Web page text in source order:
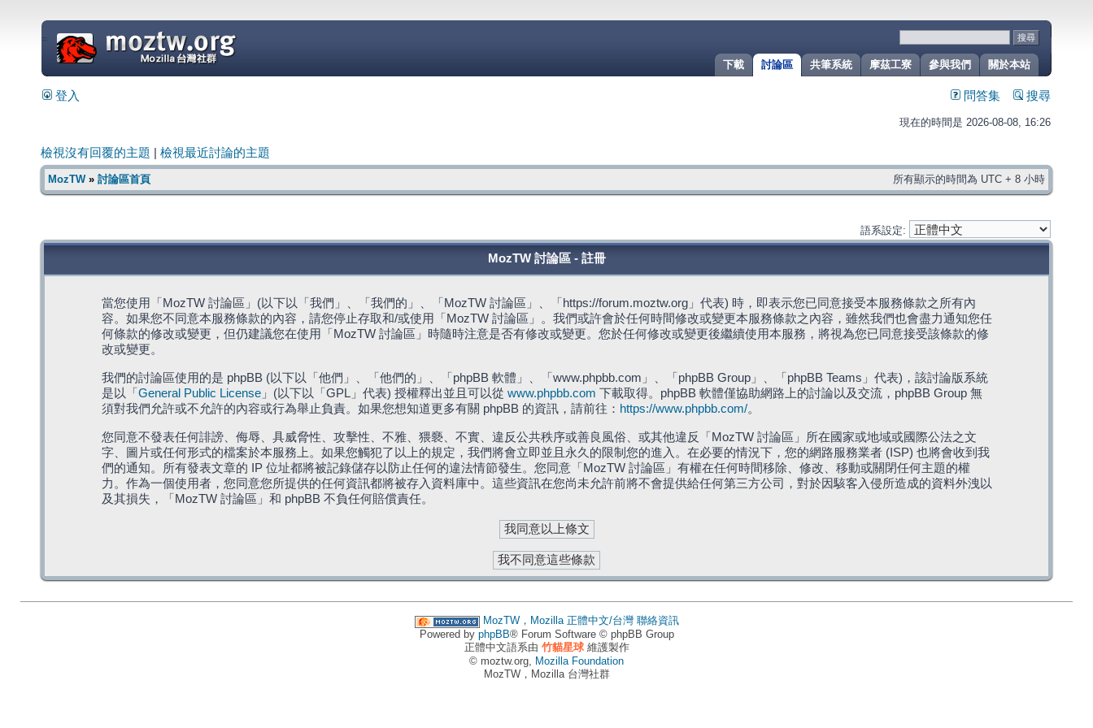
關於本站
參與我們
摩茲工寮
共筆系統
討論區
下載
=
登入 問答集 搜尋
現在的時間是 2026-08-08, 16:26
檢視沒有回覆的主題 檢視最近討論的主題
MozTW» 討論區首頁 所有顯示的時間為 UTC + 8 小時
語系設定:
MozTW 討論區 - 註冊
當您使用「MozTW 討論區」(以下以「我們」、「我們的」、「MozTW 討論區」、「https://forum.moztw.org」代表) 時，即表示您已同意接受本服務條款之所有內
容。如果您不同意本服務條款的內容，請您停止存取和/或使用「MozTW 討論區」。我們或許會於任何時間修改或變更本服務條款之內容，雖然我們也會盡力通知您任
何條款的修改或變更，但仍建議您在使用「MozTW 討論區」時隨時注意是否有修改或變更。您於任何修改或變更後繼續使用本服務，將視為您已同意接受該條款的修
改或變更。
我們的討論區使用的是 phpBB (以下以「他們」、「他們的」、「phpBB 軟體」、「www.phpbb.com」、「phpBB Group」、「phpBB Teams」代表)，該討論版系統
是以「 General Public License」(以下以「GPL」代表) 授權釋出並且可以從 www.phpbb.com 下載取得。phpBB 軟體僅協助網路上的討論以及交流，phpBB Group 無
須對我們允許或不允許的內容或行為舉止負責。如果您想知道更多有關 phpBB 的資訊，請前往： https://www.phpbb.com/。
您同意不發表任何誹謗、侮辱、具威脅性、攻擊性、不雅、猥褻、不實、違反公共秩序或善良風俗、或其他違反「MozTW 討論區」所在國家或地域或國際公法之文
字、圖片或任何形式的檔案於本服務上。如果您觸犯了以上的規定，我們將會立即並且永久的限制您的進入。在必要的情況下，您的網路服務業者 (ISP) 也將會收到我
們的通知。所有發表文章的 IP 位址都將被記錄儲存以防止任何的違法情節發生。您同意「MozTW 討論區」有權在任何時間移除、修改、移動或關閉任何主題的權
力。作為一個使用者，您同意您所提供的任何資訊都將被存入資料庫中。這些資訊在您尚未允許前將不會提供給任何第三方公司，對於因駭客入侵所造成的資料外洩以
及其損失，「MozTW 討論區」和 phpBB 不負任何賠償責任。
MozTW，Mozilla 正體中文/台灣 聯絡資訊
Powered by phpBB® Forum Software © phpBB Group
正體中文語系由 竹貓星球維護製作
© moztw.org, Mozilla Foundation
MozTW，Mozilla 台灣社群